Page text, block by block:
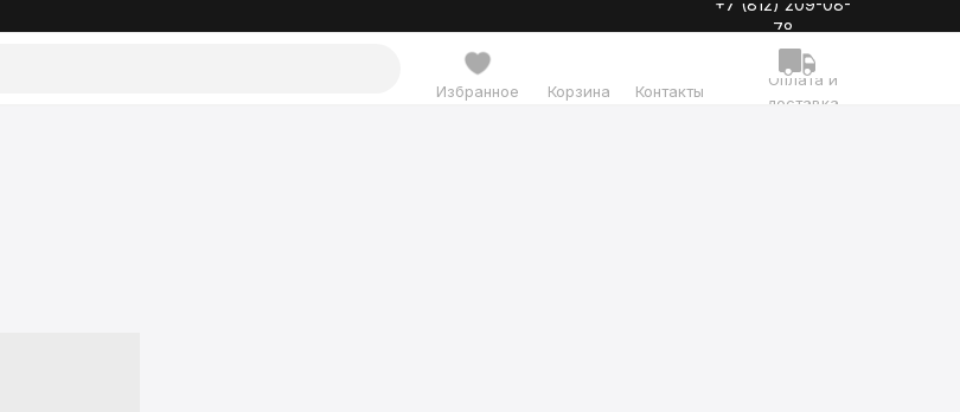
Оплата и
доставка
Контакты
Избранное Корзина
+7 (812) 209-08-
78